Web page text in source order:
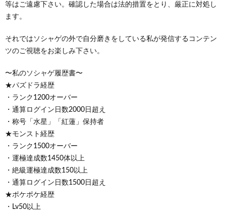
等はご遠慮下さい。確認した場合は法的措置をとり、厳正に対処し
ます。
それではソシャゲの外で自分磨きをしている私が発信するコンテン
ツのご視聴をお楽しみ下さい。
〜私のソシャゲ履歴書〜
★パズドラ経歴
・ランク1200オーバー
・通算ログイン日数2000日超え
・称号「水星」「紅蓮」保持者
★モンスト経歴
・ランク1500オーバー
・運極達成数1450体以上
・絶級運極達成数150以上
・通算ログイン日数1500日超え
★ポケポケ経歴
・Lv50以上